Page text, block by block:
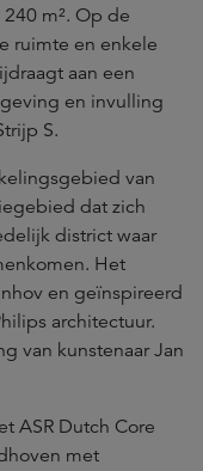
m². Op de
ruimte en enkele
aan een
en invulling
S.
van
dat zich
district waar
Het
en geïnspireerd
architectuur.
van kunstenaar Jan
ASR Dutch Core
met